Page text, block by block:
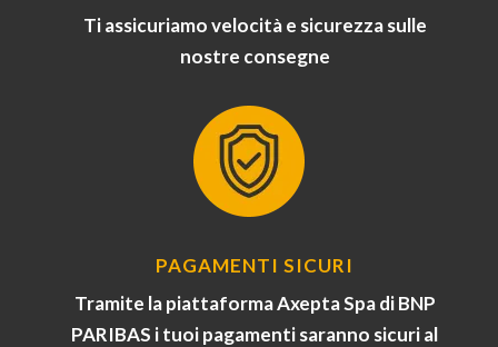
Ti assicuriamo velocità e sicurezza sulle
nostre consegne
PAGAMENTI SICURI
Tramite la piattaforma Axepta Spa di BNP
PARIBAS i tuoi pagamenti saranno sicuri al